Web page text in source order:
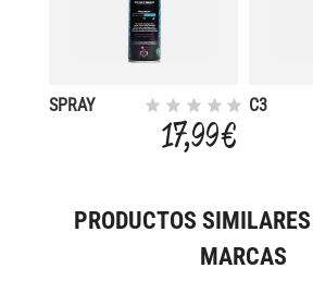
SPRAY
17,99 €
C3
PRODUCTOS
MARCAS